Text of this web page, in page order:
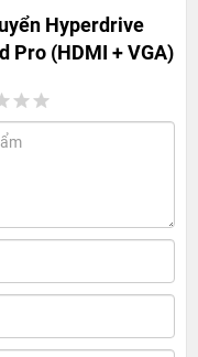
lúc xuất 2 hệ
1 sở hữu hai cổng
một thiết kế vô cùng
Hyperdrive
Pro (HDMI + VGA)